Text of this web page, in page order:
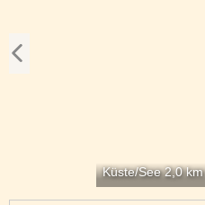
Küste/See 2,0 km